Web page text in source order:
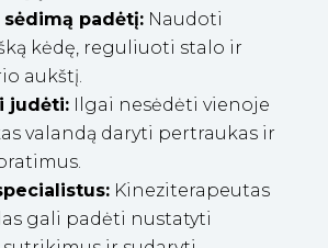
padėtį:Naudoti
kėdę, reguliuoti stalo ir
aukštį.
judėti:Ilgai nesėdėti vienoje
valandą daryti pertraukas ir
Kineziterapeutas
gali padėti nustatyti